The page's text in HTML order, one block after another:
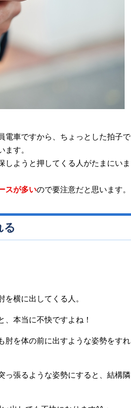
電車ですから、ちょっとした拍子で
す。
しようと押してくる人がたまにいま
スが多いので要注意だと思います。
る
横に出してくる人。
本当に不快ですよね！
肘を体の前に出すような姿勢をすれ
っ張るような姿勢にすると、結構隣